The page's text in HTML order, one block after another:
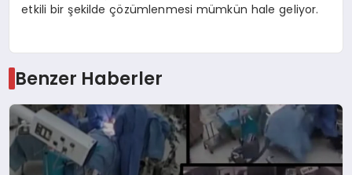
etkili bir şekilde çözümlenmesi mümkün hale geliyor.
Benzer Haberler